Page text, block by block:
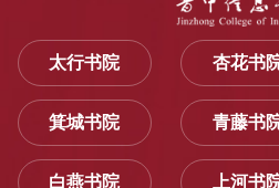
太行书院 杏花书
箕城书院 青藤书
白燕书院 上河书